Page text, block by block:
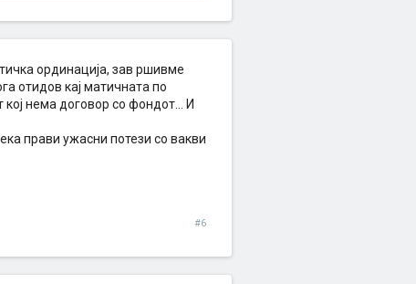
ординација, зав ршивме
отидов кај матичната по
нема договор со фондот... И
прави ужасни потези со вакви
#6